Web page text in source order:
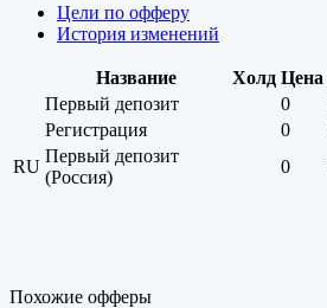
Цели по офферу
История изменений
Название Холд Цена
Первый депозит
0
Регистрация
0
RU
Первый депозит
(Россия)
0
Похожие офферы